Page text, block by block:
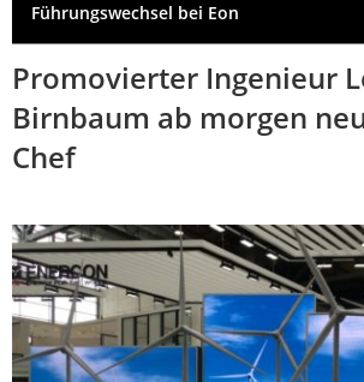
Führungswechsel bei Eon
Promovierter Ingenieur
Birnbaum ab morgen
Chef